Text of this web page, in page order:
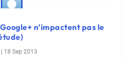
n’impactent pas le
| 18 Sep 2013